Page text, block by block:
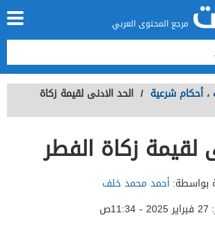
مرجع المحتوى العربي
، أحكام شرعية / الحد الادنى لقيمة زكاة
لقيمة زكاة الفطر
بواسطة:أحمد محمد خلف
27 فبراير 2025 - 11:34ص